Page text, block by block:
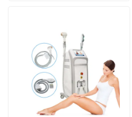
ভিডিও
VR প্রদর্শন